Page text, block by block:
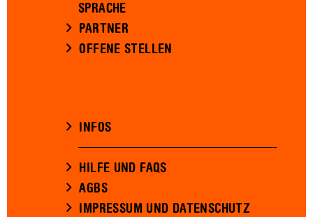
SPRACHE
PARTNER
OFFENE STELLEN
INFOS
HILFE UND FAQS
AGBS
IMPRESSUM UND DATENSCHUTZ